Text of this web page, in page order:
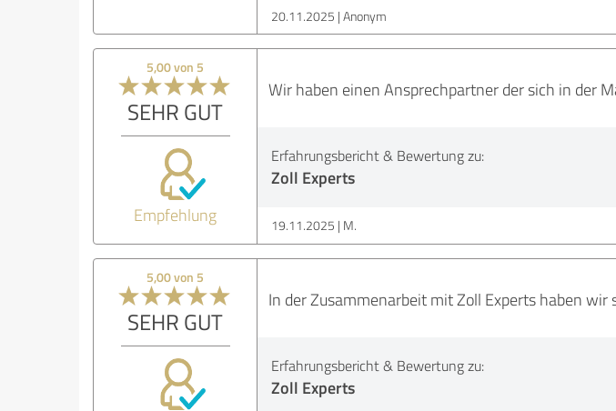
20.11.2025 Anonym
5,00 von 5
SEHR GUT
Empfehlung
Wir haben einen Ansprechpartner der sich in der
Erfahrungsbericht & Bewertung zu:
Zoll Experts
19.11.2025 M.
5,00 von 5
SEHR GUT
In der Zusammenarbeit mit Zoll Experts haben
Erfahrungsbericht & Bewertung zu:
Zoll Experts